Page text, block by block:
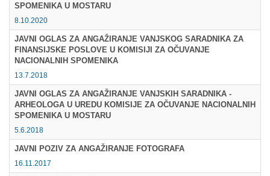
SPOMENIKA U MOSTARU
8.10.2020
JAVNI OGLAS ZA ANGAŽIRANJE VANJSKOG SARADNIKA ZA
FINANSIJSKE POSLOVE U KOMISIJI ZA OČUVANJE
NACIONALNIH SPOMENIKA
13.7.2018
JAVNI OGLAS ZA ANGAŽIRANJE VANJSKIH SARADNIKA -
ARHEOLOGA U UREDU KOMISIJE ZA OČUVANJE NACIONALNIH
SPOMENIKA U MOSTARU
5.6.2018
JAVNI POZIV ZA ANGAŽIRANJE FOTOGRAFA
16.11.2017